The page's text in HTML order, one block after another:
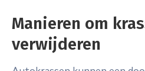
Manieren om
verwijderen